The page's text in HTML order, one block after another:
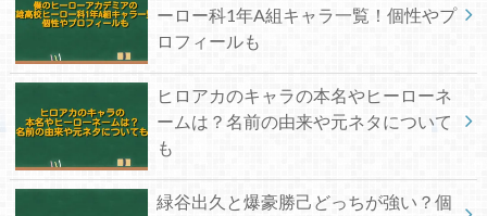
ーロー科1年A組キャラ一覧！個性やプ
ロフィールも
ヒロアカのキャラの本名やヒーローネ
ームは？名前の由来や元ネタについて
も
緑谷出久と爆豪勝己どっちが強い？個